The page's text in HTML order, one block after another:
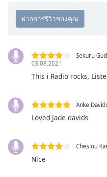
Opacity
Background
Color
Opacity
Sekuru
03.08.2021
This i Radio rocks,
Anke
Loved Jade davids
Cheslou
Nice